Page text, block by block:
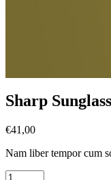
Sharp
€41,00
Nam liber tempor cum